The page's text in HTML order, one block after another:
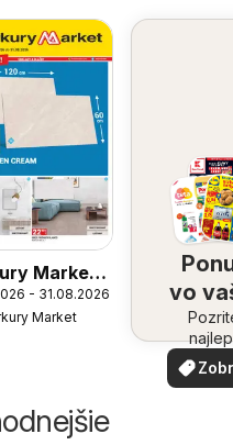
Market
- 31.08.2026
Market
vo
vašom
viac